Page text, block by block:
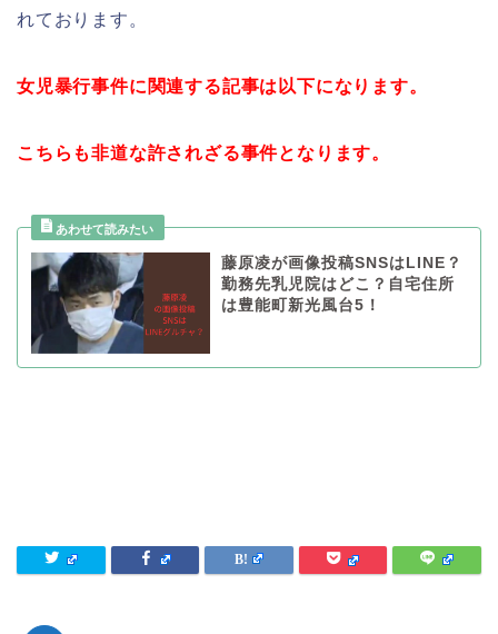
れております。
女児暴行事件に関連する記事は以下になります。
こちらも非道な許されざる事件となります。
藤原凌が画像投稿SNSはLINE？
勤務先乳児院はどこ？自宅住所
は豊能町新光風台5！